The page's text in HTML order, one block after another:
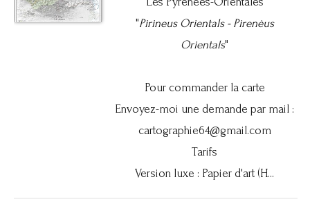
"Pirineus Orientals - Pirenèus
Orientals"
Pour commander la carte
Envoyez-moi une demande par mail :
cartographie64@gmail.com
Tarifs
Version luxe : Papier d'art (H...